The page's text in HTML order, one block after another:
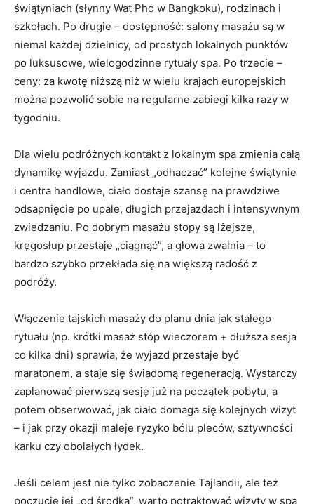
świątyniach (słynny Wat Pho w Bangkoku), rodzinach i
szkołach. Po drugie – dostępność: salony masażu są w
niemal każdej dzielnicy, od prostych lokalnych punktów
po luksusowe, wielogodzinne rytuały spa. Po trzecie –
ceny: za kwotę niższą niż w wielu krajach europejskich
można pozwolić sobie na regularne zabiegi kilka razy w
tygodniu.
Dla wielu podróżnych kontakt z lokalnym spa zmienia całą
dynamikę wyjazdu. Zamiast „odhaczać” kolejne świątynie
i centra handlowe, ciało dostaje szansę na prawdziwe
odsapnięcie po upale, długich przejazdach i intensywnym
zwiedzaniu. Po dobrym masażu stopy są lżejsze,
kręgosłup przestaje „ciągnąć”, a głowa zwalnia – to
bardzo szybko przekłada się na większą radość z
podróży.
Włączenie tajskich masaży do planu dnia jak stałego
rytuału (np. krótki masaż stóp wieczorem + dłuższa sesja
co kilka dni) sprawia, że wyjazd przestaje być
maratonem, a staje się świadomą regeneracją. Wystarczy
zaplanować pierwszą sesję już na początek pobytu, a
potem obserwować, jak ciało domaga się kolejnych wizyt
– i jak przy okazji maleje ryzyko bólu pleców, sztywności
karku czy obolałych łydek.
Jeśli celem jest nie tylko zobaczenie Tajlandii, ale też
poczucie jej „od środka”, warto potraktować wizyty w spa